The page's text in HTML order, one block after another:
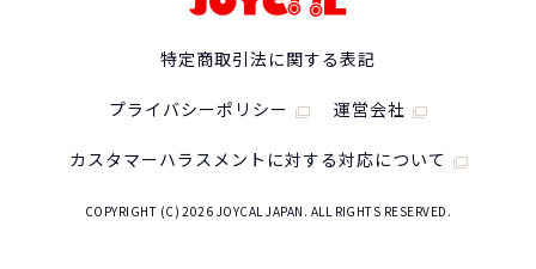
スズキ スペーシアギアの
特定商取引法に関する表記
プライバシーポリシー 運営会社
カスタマーハラスメントに対する対応について
COPYRIGHT (C) 2026 JOYCAL JAPAN. ALL RIGHTS RESERVED.